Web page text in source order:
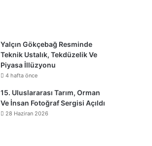
Yalçın Gökçebağ Resminde
Teknik Ustalık, Tekdüzelik Ve
Piyasa İllüzyonu
4 hafta önce
15. Uluslararası Tarım, Orman
Ve İnsan Fotoğraf Sergisi Açıldı
28 Haziran 2026